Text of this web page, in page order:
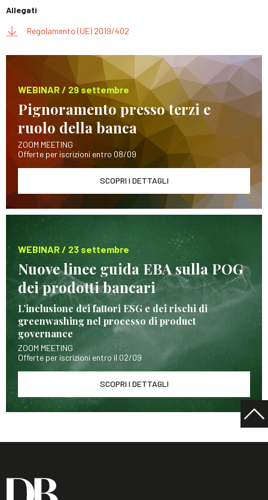
Allegati
Regolamento (UE) 2019/402
WEBINAR / 29 settembre
Pignoramento presso terzi e
ruolo della banca
ZOOM MEETING
Offerte per iscrizioni entro 08/09
SCOPRI I DETTAGLI
WEBINAR / 23 settembre
Nuove linee guida EBA sulla POG
dei prodotti bancari
L’inclusione dei fattori ESG e dei rischi di
greenwashing nel processo di product
governance
ZOOM MEETING
Offerte per iscrizioni entro il 02/09
SCOPRI I DETTAGLI